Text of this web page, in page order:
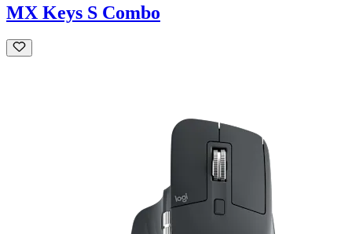
MX Keys S Combo